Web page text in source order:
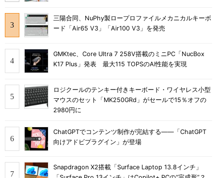
三陽合同、NuPhy製ロープロファイルメカニカルキーボ
ード「Air65 V3」「Air100 V3」を発売
GMKtec、Core Ultra 7 258V搭載のミニPC「NucBox
K17 Plus」発表 最大115 TOPSのAI性能を実現
ロジクールのテンキー付きキーボード・ワイヤレス小型
マウスのセット「MK250GRd」がセールで15％オフの
2980円に
ChatGPTでコンテンツ制作が完結する――「ChatGPT
向けアドビプラグイン」が登場
Snapdragon X2搭載「Surface Laptop 13.8インチ」